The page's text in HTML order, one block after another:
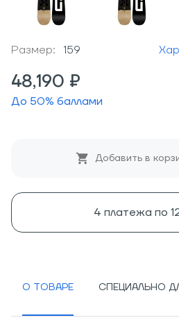
Размер: 159
48,190 ₽
До 50% баллами
Добавить в
4 платежа по
О ТОВАРЕ СПЕЦИАЛЬНО